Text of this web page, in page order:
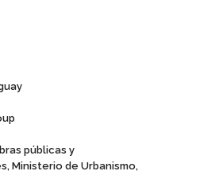
públicas y
Ministerio de Urbanismo,